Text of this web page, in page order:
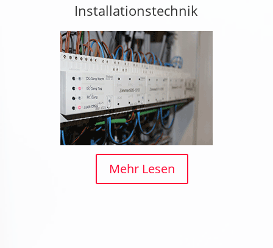
Installationstechnik
Mehr Lesen